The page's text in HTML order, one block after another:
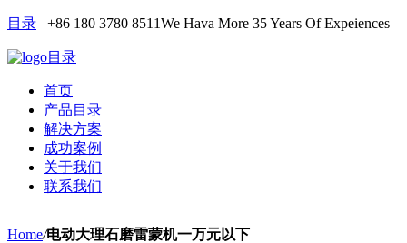
目录 +86 180 3780 8511We Hava More 35 Years Of Expeiences
目录
首页
产品目录
解决方案
成功案例
关于我们
联系我们
Home/电动大理石磨雷蒙机一万元以下